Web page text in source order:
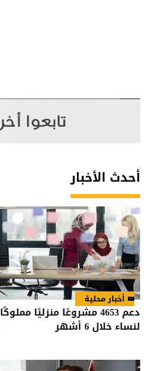
أحدث الأخبار
أخبار محلية
دعم 4653 مشروعًا منزليًا مملوكًا
لنساء خلال 6 أشهر